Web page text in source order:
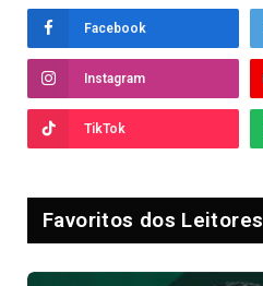
Facebook
Instagram
TikTok
Favoritos dos Leitores